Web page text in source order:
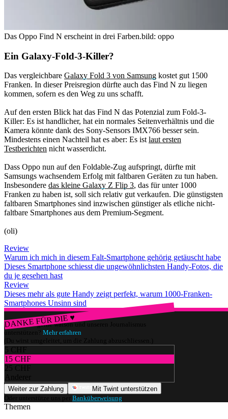
Das Oppo Find N erscheint in drei Farben.bild: oppo
Ein Galaxy-Fold-3-Killer?
Das vergleichbare Galaxy Fold 3 von Samsung kostet gut 1500
Franken. In dieser Preisregion dürfte auch das Find N zu liegen
kommen, sofern es den Weg zu uns schafft.
Auf den ersten Blick hat das Find N das Potenzial zum Fold-3-
Killer: Es ist handlicher, hat ein normales Seitenverhältnis und die
Kamera könnte dank des Sony-Sensors IMX766 besser sein.
Mindestens einen Nachteil hat es aber: Es istlaut ersten
Testberichten nicht wasserdicht.
Dass Oppo nun auf den Foldable-Zug aufspringt, dürfte mit
Samsungs wachsendem Erfolg mit faltbaren Geräten zu tun haben.
Insbesondere das kleine Galaxy Z Flip 3, das für unter 1000
Franken zu haben ist, soll sich relativ gut verkaufen. Die günstigsten
faltbaren Smartphones sind inzwischen günstiger als etliche nicht-
faltbare Smartphones aus dem Premium-Segment.
(oli)
Review
Warum ich mich in diesem Falt-Smartphone gehörig getäuscht habe
Dieses Smartphone schiesst die ungewöhnlichsten Handy-Fotos, die
du je gesehen hast
Review
Dieses mehr als gute Handy zeigt perfekt, warum 1000-Franken-
Smartphones Unsinn sind
DANKE FÜR DIE ♥
Würdest du gerne watson und unseren Journalismus
unterstützen? Mehr erfahren
(Du wirst umgeleitet, um die Zahlung abzuschliessen.)
5 CHF
15 CHF
25 CHF
Anderer
Weiter zur Zahlung
Mit Twint unterstützen
Oder unterstütze uns per Banküberweisung
Themen